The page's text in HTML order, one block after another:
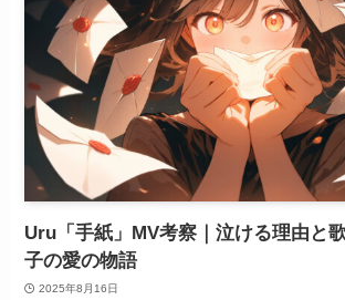
Uru「手紙」MV考察｜泣ける理由と
子の愛の物語
2025年8月16日